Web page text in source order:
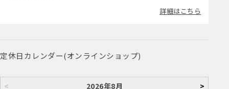
詳細はこちら
定休日カレンダー(オンラインショップ)
< 2026年8月 >